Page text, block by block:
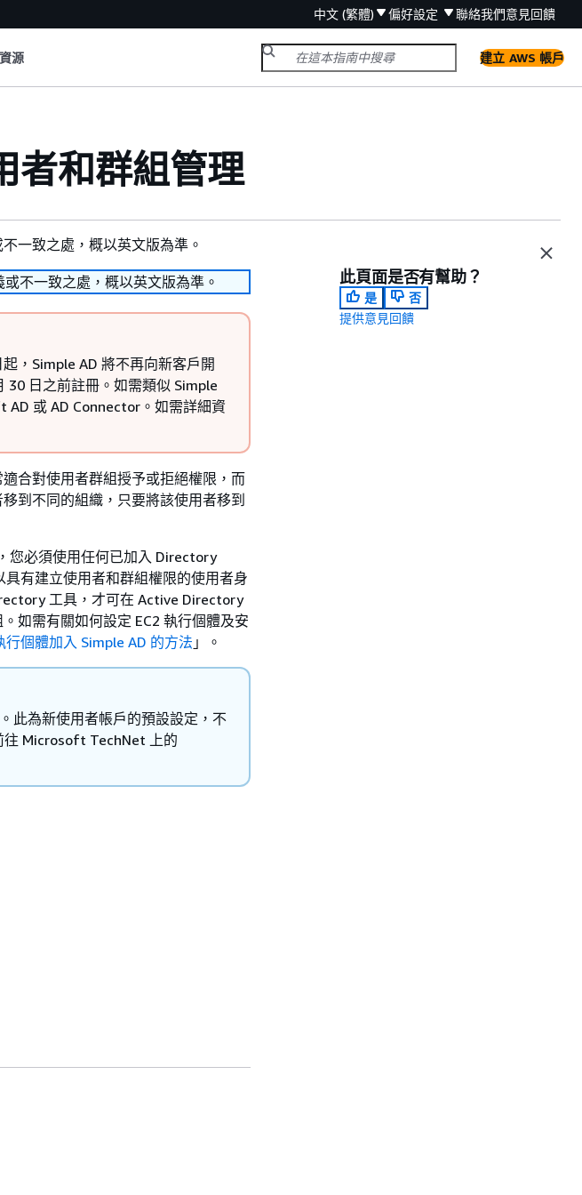
中文 (繁體) 偏好設定 聯絡我們意見回饋
源 建立 AWS 帳戶
者和群組管理
一致之處，概以英文版為準。
不一致之處，概以英文版為準。
，Simple AD 將不再向新客戶開
30 日之前註冊。如需類似 Simple
AD 或 AD Connector。如需詳細資
合對使用者群組授予或拒絕權限，而
到不同的組織，只要將該使用者移到
您必須使用任何已加入 Directory
有建立使用者和群組權限的使用者身
工具，才可在 Active Directory
如需有關如何設定 EC2 執行個體及安
行個體加入 Simple AD 的方法 」。
此為新使用者帳戶的預設設定，不
往 Microsoft TechNet 上的
此頁面是否有幫助？
是
否
提供意見回饋